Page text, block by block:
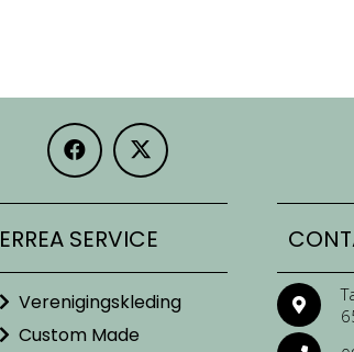
ERREA SERVICE
Verenigingskleding
Custom Made